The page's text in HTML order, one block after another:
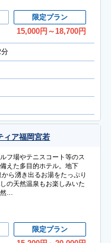
限定プラン
15,000円 ～18,700円
ィア福岡宮若
フ場やテニスコート等のス
えた多目的ホテル。地下
から湧き出るお湯をたっぷり
の天然温泉もお楽しみいた
…
限定プラン